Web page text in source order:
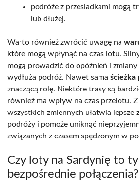
podróże z przesiadkami mogą
lub dłużej.
Warto również zwrócić uwagę na
które mogą wpłynąć na czas lotu.
mogą prowadzić do opóźnień i
wydłuża podróż. Nawet sama ścieżka
znaczącą rolę. Niektóre trasy są
również ma wpływ na czas przelotu.
wszystkich zmiennych ułatwia lepsze
podróży i pomoże uniknąć
związanych z czasem spędzonym w
Czy loty na Sardynię to
bezpośrednie połączenia?